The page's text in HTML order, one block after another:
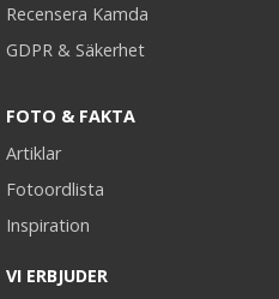
Recensera Kamda
GDPR & Säkerhet
FOTO & FAKTA
Artiklar
Fotoordlista
Inspiration
VI ERBJUDER